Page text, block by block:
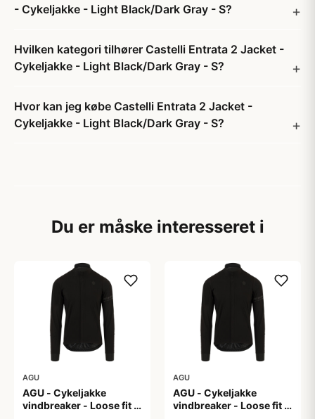
- Cykeljakke - Light Black/Dark Gray - S?
Hvilken kategori tilhører Castelli Entrata 2 Jacket -
Cykeljakke - Light Black/Dark Gray - S?
Hvor kan jeg købe Castelli Entrata 2 Jacket -
Cykeljakke - Light Black/Dark Gray - S?
Du er måske interesseret i
AGU
AGU - Cykeljakke
vindbreaker - Loose fit -
AGU
AGU - Cykeljakke
vindbreaker - Loose fit -